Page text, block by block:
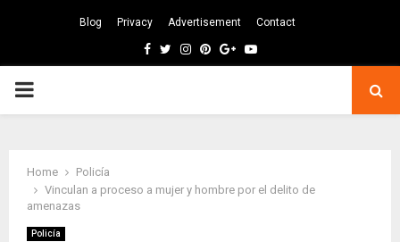
Blog Privacy Advertisement Contact
Facebook
TwitterInstagram
Pinterest
GoogleYoutube
PRIMARY
Home
Policía
Vinculan a proceso a mujer y hombre por el delito de
amenazas
Policía